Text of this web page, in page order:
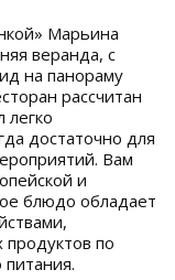
Марьина
веранда, с
на панораму
рассчитан
легко
достаточно для
Вам
и
блюдо обладает
продуктов по